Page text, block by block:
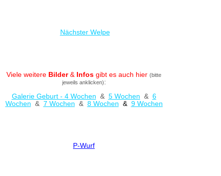
Nächster Welpe
Viele weitere Bilder& Infos gibt es auch hier (bitte
jeweils anklicken):
Galerie Geburt - 4 Wochen & 5 Wochen & 6
Wochen & 7 Wochen & 8 Wochen & 9 Wochen
P-Wurf